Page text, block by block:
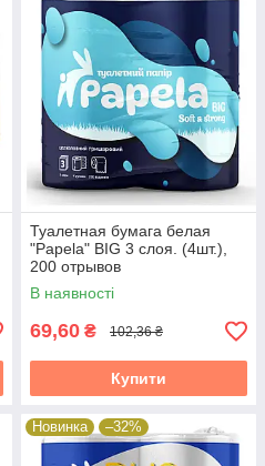
Туалетная бумага белая
"Papela" BIG 3 слоя. (4шт.),
200 отрывов
В наявності
69,60 ₴ 102,36 ₴
Купити
Новинка –32%